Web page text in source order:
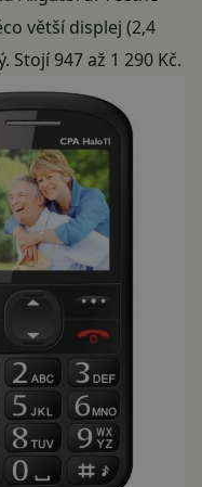
větší displej (2,4
Stojí 947 až 1 290 Kč.